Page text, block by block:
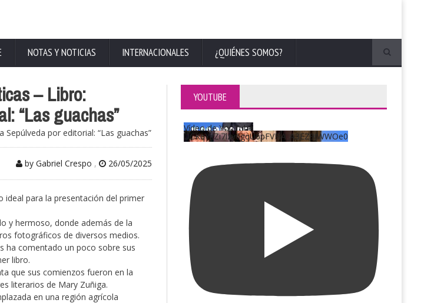
NOTAS Y NOTICIAS INTERNACIONALES ¿QUIÉNES SOMOS?
– Libro:
“Las guachas”
by Gabriel Crespo , 26/05/2025
ideal para la presentación del primer
y hermoso, donde además de la
fotográficos de diversos medios.
ha comentado un poco sobre sus
libro.
que sus comienzos fueron en la
literarios de Mary Zuñiga.
en una región agrícola
YOUTUBE
Vídeo de YouTube
UCKqYjiZi7lzy6gqU6pFVFiA_A3EZ9JWWOe0